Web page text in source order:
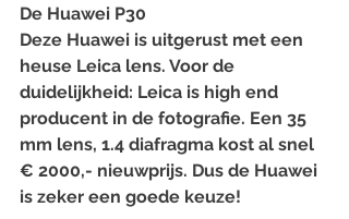
De Huawei P30
Deze Huawei is uitgerust met een
heuse Leica lens. Voor de
duidelijkheid: Leica is high end
producent in de fotografie. Een 35
mm lens, 1.4 diafragma kost al snel
€ 2000,- nieuwprijs. Dus de Huawei
is zeker een goede keuze!⁠